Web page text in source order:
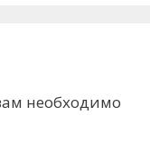
необходимо